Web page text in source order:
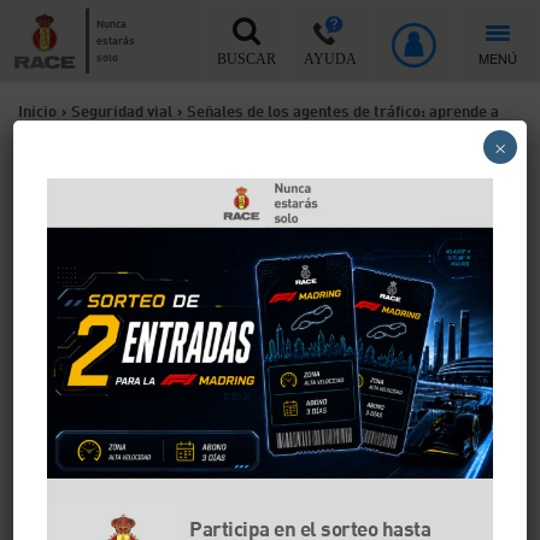
Nunca
estarás
solo
BUSCAR AYUDA MENÚ
Inicio > Seguridad vial > Señales de los agentes de tráfico: aprende a
Señales de los agentes de
tráfico: aprende a
interpretar sus gestos
¿Cuántas veces habrás visto que algo sucede en la
carretera y hay un agente de tráfico dando
indicaciones en el tránsito con señales? Es obligatorio
obedecer sus indicaciones al momento y para eso
antes debes conocerlas bien. Te hacemos un
resumen de las señales que te puedes encontrar.
Participa en el sorteo hasta
×